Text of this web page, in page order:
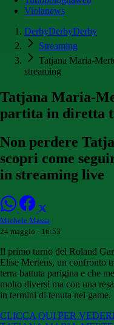
Violanews
DerbyDerbyDerby
Streaming
Tatjana Maria-
streaming
Tatjana Maria-
partita in diretta
Non perdere
scopri come
in streaming live
Michele Massa
24 maggio - 16:53
Il primo turno del Roland
Elise Mertens, un confronto
terra battuta parigina e che
molto diversi ma con una
in termini di tenuta nei game.
CLICCA QUI PER